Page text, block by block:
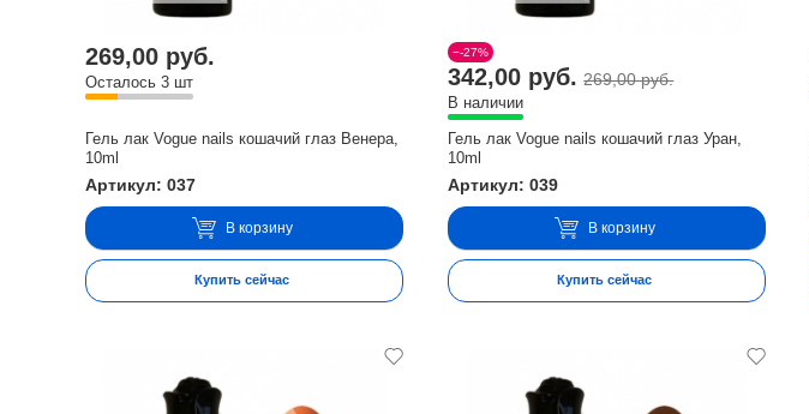
269,00 руб.
Осталось 3 шт
Гель лак Vogue nails кошачий глаз Венера,
10ml
Артикул: 037
В корзину
Купить сейчас
−-27%
342,00 руб. 269,00 руб.
В наличии
Гель лак Vogue nails кошачий глаз Уран,
10ml
Артикул: 039
В корзину
Купить сейчас